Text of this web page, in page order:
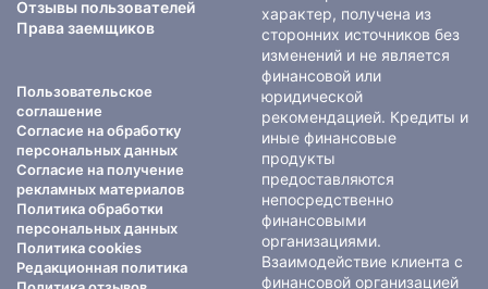
Отзывы пользователей
Права заемщиков
Пользовательское
соглашение
Согласие на обработку
персональных данных
Согласие на получение
рекламных материалов
Политика обработки
персональных данных
Политика cookies
Редакционная политика
характер, получена из
сторонних источников без
изменений и не является
финансовой или
юридической
рекомендацией. Кредиты и
иные финансовые
продукты
предоставляются
непосредственно
финансовыми
организациями.
Взаимодействие клиента с
финансовой организацией